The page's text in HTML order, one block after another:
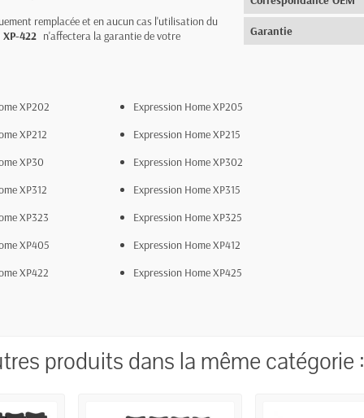
remplacée et en aucun cas l'utilisation du
422 n'affectera la garantie de votre
XP202
XP212
XP30
XP312
XP323
XP405
XP422
Expression Home XP205
Expression Home XP215
Expression Home XP302
Expression Home XP315
Expression Home XP325
Expression Home XP412
Expression Home XP425
Garantie
produits dans la même catégorie :